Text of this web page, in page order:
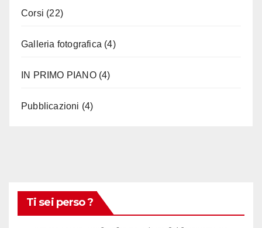
Corsi (22)
Galleria fotografica (4)
IN PRIMO PIANO(4)
Pubblicazioni (4)
Ti sei perso ?